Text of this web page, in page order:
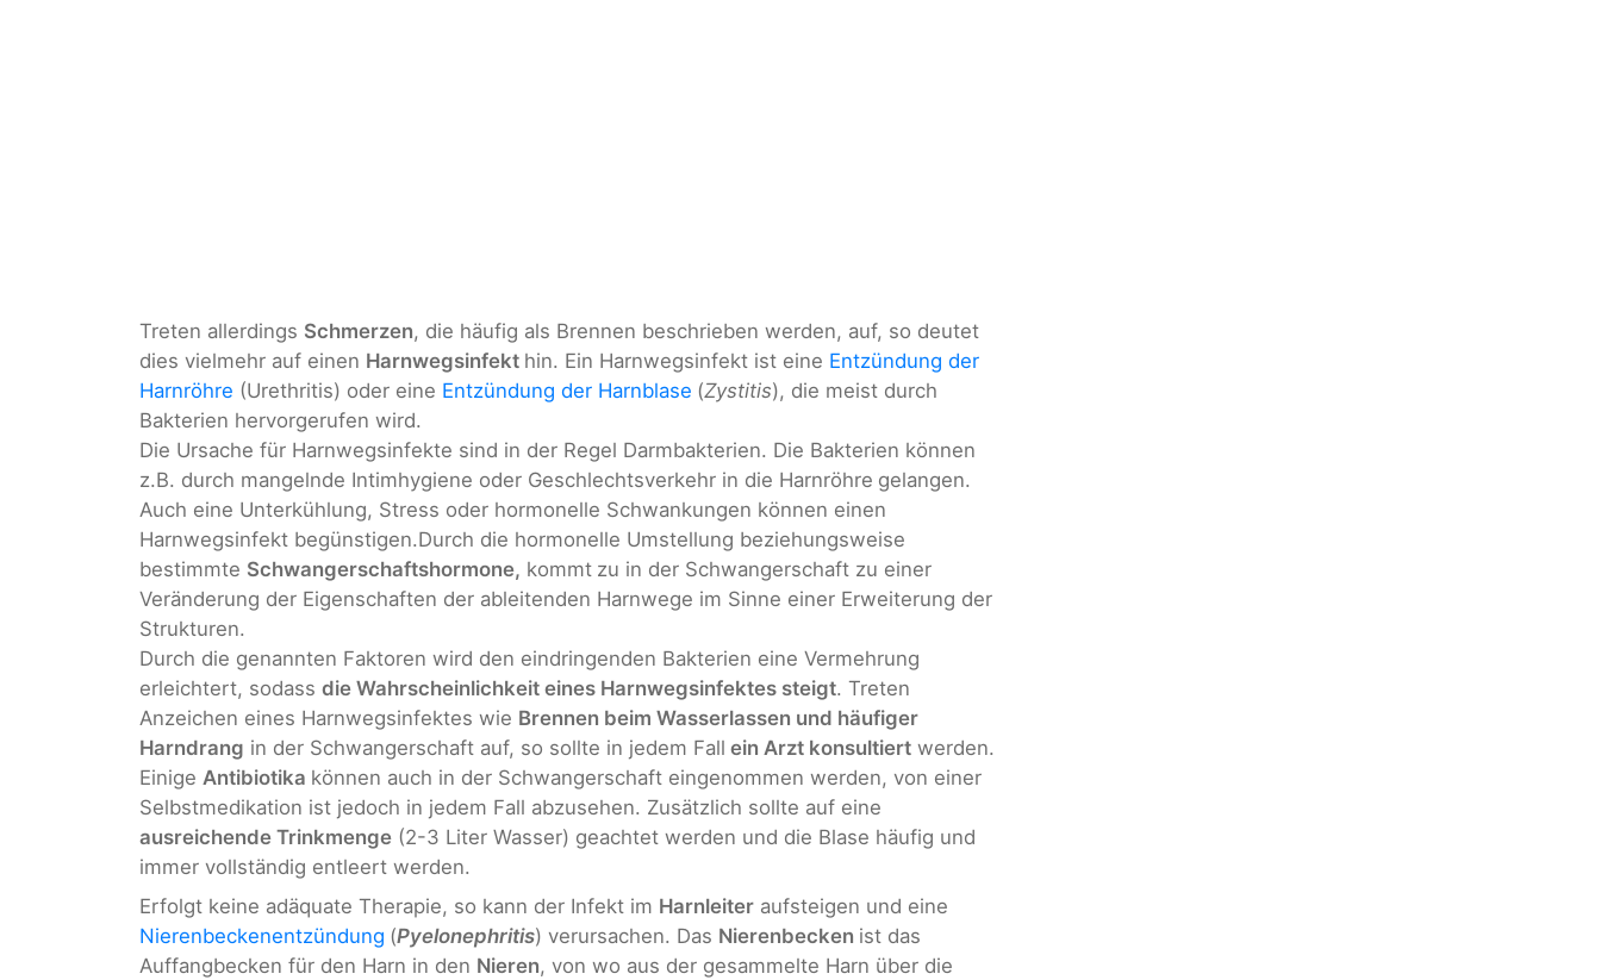
Treten allerdings Schmerzen, die häufig als Brennen beschrieben werden, auf, so deutet
dies vielmehr auf einen Harnwegsinfekt hin. Ein Harnwegsinfekt ist eine Entzündung der
Harnröhre (Urethritis) oder eine Entzündung der Harnblase (Zystitis), die meist durch
Bakterien hervorgerufen wird.
Die Ursache für Harnwegsinfekte sind in der Regel Darmbakterien. Die Bakterien können
z.B. durch mangelnde Intimhygiene oder Geschlechtsverkehr in die Harnröhre gelangen.
Auch eine Unterkühlung, Stress oder hormonelle Schwankungen können einen
Harnwegsinfekt begünstigen.Durch die hormonelle Umstellung beziehungsweise
bestimmte Schwangerschaftshormone, kommt zu in der Schwangerschaft zu einer
Veränderung der Eigenschaften der ableitenden Harnwege im Sinne einer Erweiterung der
Strukturen.
Durch die genannten Faktoren wird den eindringenden Bakterien eine Vermehrung
erleichtert, sodass die Wahrscheinlichkeit eines Harnwegsinfektes steigt. Treten
Anzeichen eines Harnwegsinfektes wie Brennen beim Wasserlassen und häufiger
Harndrang in der Schwangerschaft auf, so sollte in jedem Fall ein Arzt konsultiert werden.
Einige Antibiotika können auch in der Schwangerschaft eingenommen werden, von einer
Selbstmedikation ist jedoch in jedem Fall abzusehen. Zusätzlich sollte auf eine
ausreichende Trinkmenge (2-3 Liter Wasser) geachtet werden und die Blase häufig und
immer vollständig entleert werden.
Erfolgt keine adäquate Therapie, so kann der Infekt im Harnleiter aufsteigen und eine
Nierenbeckenentzündung (Pyelonephritis) verursachen. Das Nierenbecken ist das
Auffangbecken für den Harn in den Nieren, von wo aus der gesammelte Harn über die